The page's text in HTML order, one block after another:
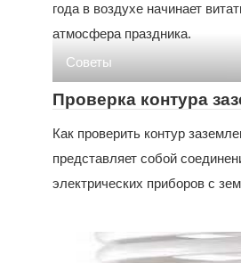
года в воздухе начинает
атмосфера праздника.
Советы
Проверка контура
Как проверить контур
представляет собой
электрических приборов с